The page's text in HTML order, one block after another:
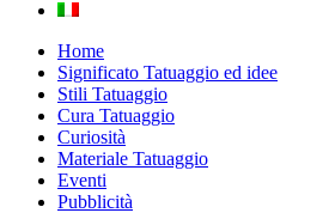
Home
Significato Tatuaggio ed idee
Stili Tatuaggio
Cura Tatuaggio
Curiosità
Materiale Tatuaggio
Eventi
Pubblicità